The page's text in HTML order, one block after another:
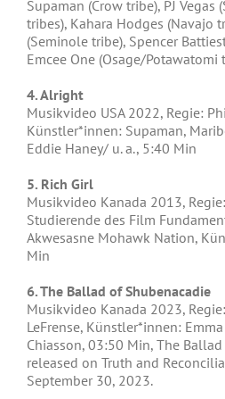
Supaman (Crow tribe), PJ Vegas
tribes), Kahara Hodges (Navajo
(Seminole tribe), Spencer
Emcee One (Osage/Potawatomi
4. Alright
Musikvideo USA 2022, Regie:
Künstler*innen: Supaman,
Eddie Haney/ u. a., 5:40 Min
5. Rich Girl
Musikvideo Kanada 2013,
Studierende des Film
Akwesasne Mohawk Nation,
Min
6. The Ballad of Shubenacadie
Musikvideo Kanada 2023,
LeFrense, Künstler*innen:
Chiasson, 03:50 Min, The
released on Truth and
September 30, 2023.